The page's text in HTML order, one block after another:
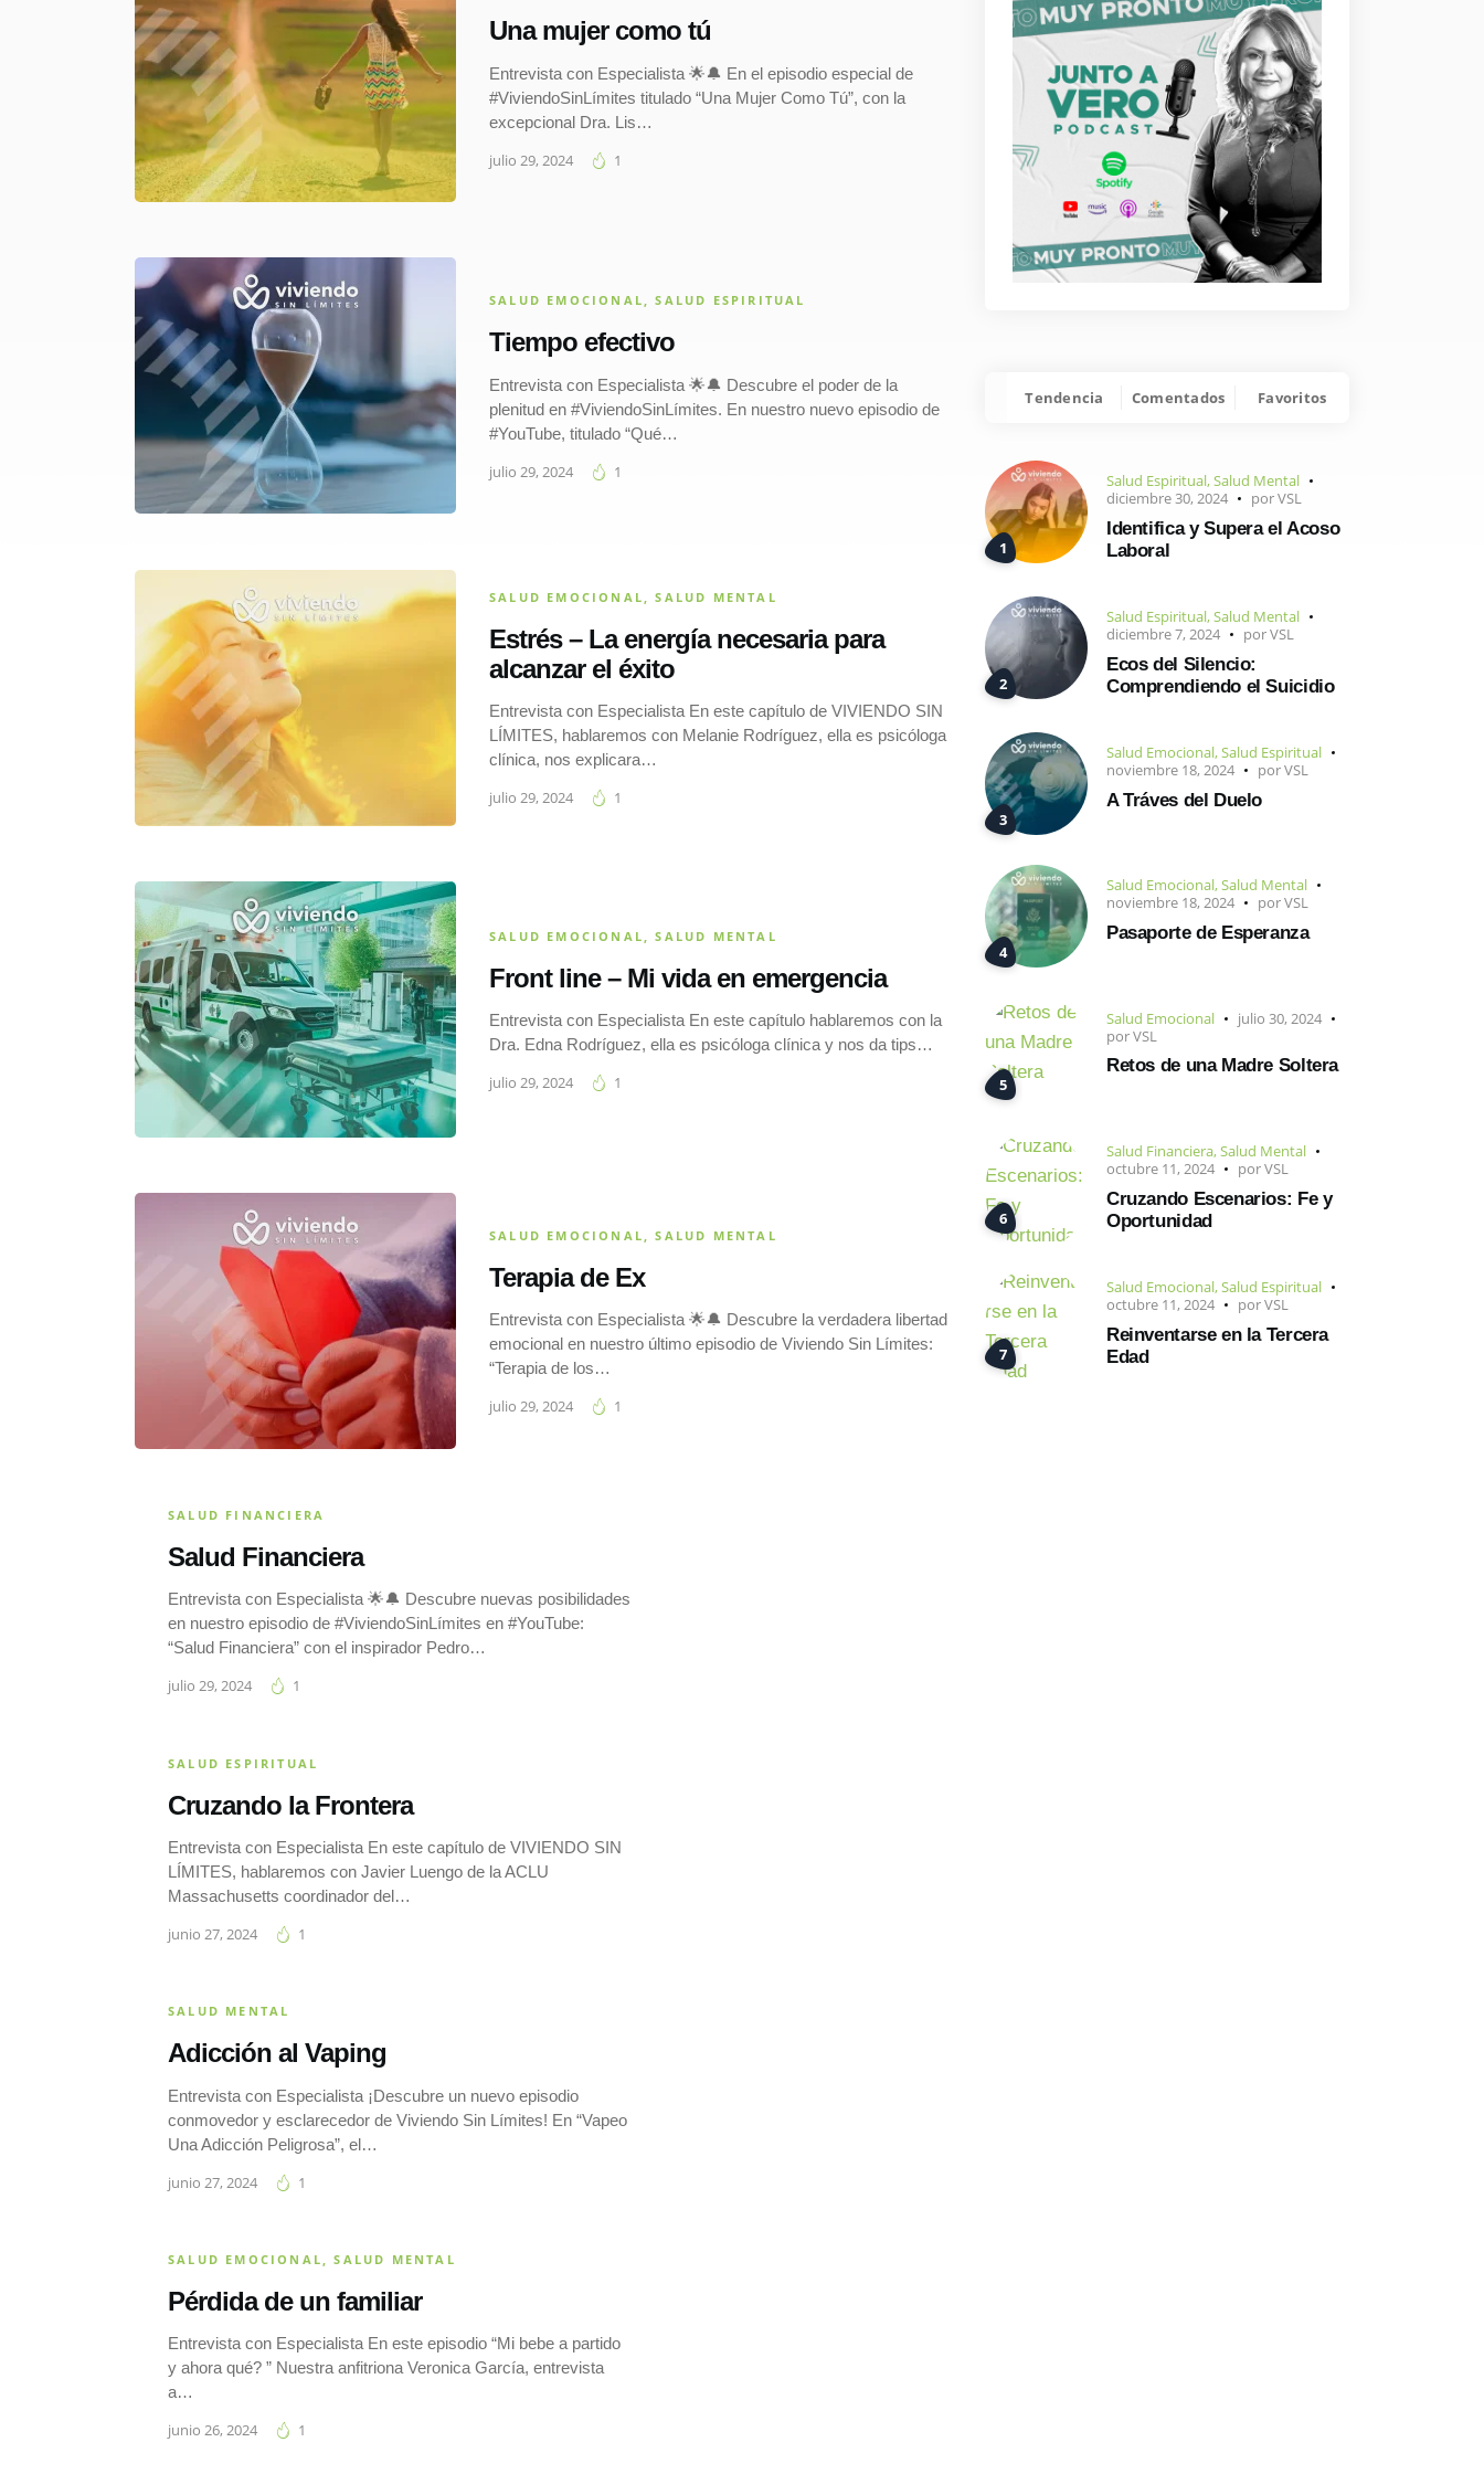
Una mujer como tú
Entrevista con Especialista 🌟🔔 En el episodio especial de
#ViviendoSinLímites titulado “Una Mujer Como Tú”, con la
excepcional Dra. Lis…
julio 29, 2024 1
SALUD EMOCIONAL,SALUD ESPIRITUAL
Tiempo efectivo
Entrevista con Especialista 🌟🔔 Descubre el poder de la
plenitud en #ViviendoSinLímites. En nuestro nuevo episodio de
#YouTube, titulado “Qué…
julio 29, 2024 1
SALUD EMOCIONAL ,SALUD MENTAL
Estrés – La energía necesaria para
alcanzar el éxito
Entrevista con Especialista En este capítulo de VIVIENDO SIN
LÍMITES, hablaremos con Melanie Rodríguez, ella es psicóloga
clínica, nos explicara…
julio 29, 2024 1
SALUD EMOCIONAL ,SALUD MENTAL
Front line – Mi vida en emergencia
Entrevista con Especialista En este capítulo hablaremos con la
Dra. Edna Rodríguez, ella es psicóloga clínica y nos da tips…
julio 29, 2024 1
SALUD EMOCIONAL ,SALUD MENTAL
Terapia de Ex
Entrevista con Especialista 🌟🔔 Descubre la verdadera libertad
emocional en nuestro último episodio de Viviendo Sin Límites:
“Terapia de los…
julio 29, 2024 1
SALUD FINANCIERA
Salud Financiera
Entrevista con Especialista 🌟🔔 Descubre nuevas posibilidades
en nuestro episodio de #ViviendoSinLímites en #YouTube:
“Salud Financiera” con el inspirador Pedro…
julio 29, 2024 1
SALUD ESPIRITUAL
Cruzando la Frontera
Entrevista con Especialista En este capítulo de VIVIENDO SIN
LÍMITES, hablaremos con Javier Luengo de la ACLU
Massachusetts coordinador del…
junio 27, 2024 1
SALUD MENTAL
Adicción al Vaping
Entrevista con Especialista ¡Descubre un nuevo episodio
conmovedor y esclarecedor de Viviendo Sin Límites! En “Vapeo
Una Adicción Peligrosa”, el…
junio 27, 2024 1
SALUD EMOCIONAL ,SALUD MENTAL
Pérdida de un familiar
Entrevista con Especialista En este episodio “Mi bebe a partido
y ahora qué? ” Nuestra anfitriona Veronica García, entrevista
a…
junio 26, 2024 1
Tendencia Comentados Favoritos
Salud Espiritual,Salud Mental
diciembre 30, 2024
porVSL
Identifica y Supera el Acoso
Laboral
Salud Espiritual,Salud Mental
diciembre 7, 2024
porVSL
Ecos del Silencio:
Comprendiendo el Suicidio
Salud Emocional,Salud Espiritual
noviembre 18, 2024
porVSL
A Tráves del Duelo
Salud Emocional,Salud Mental
noviembre 18, 2024
porVSL
Pasaporte de Esperanza
Salud Emocional
julio 30, 2024
porVSL
Retos de una Madre Soltera
Salud Financiera,Salud Mental
octubre 11, 2024
porVSL
Cruzando Escenarios: Fe y
Oportunidad
Salud Emocional,Salud Espiritual
octubre 11, 2024
porVSL
Reinventarse en la Tercera
Edad